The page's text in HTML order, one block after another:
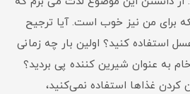
برای من نیز خوب است. آیا ترجیح
استفاده کنید؟ اولین بار چه زمانی
به عنوان شیرین کننده پی بردید؟
کردن غذاها استفاده نمی‌کنید،